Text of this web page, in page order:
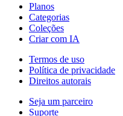
Planos
Categorias
Coleções
Criar com IA
Termos de uso
Política de privacidade
Direitos autorais
Seja um parceiro
Suporte